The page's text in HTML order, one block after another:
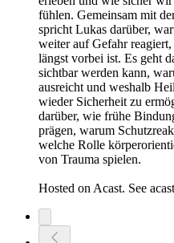
fühlen. Gemeinsam mit
spricht Lukas darüber,
weiter auf Gefahr
längst vorbei ist. Es geht
sichtbar werden kann,
ausreicht und weshalb
wieder Sicherheit zu
darüber, wie frühe
prägen, warum
welche Rolle
von Trauma spielen.
Hosted on Acast. See